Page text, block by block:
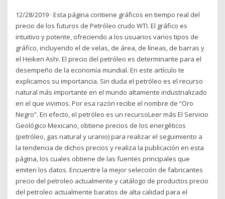
12/28/2019 · Esta página contiene gráficos en tiempo real del
precio de los futuros de Petróleo crudo WTI. El gráfico es
intuitivo y potente, ofreciendo a los usuarios varios tipos de
gráfico, incluyendo el de velas, de área, de líneas, de barras y
el Heiken Ashi. El precio del petróleo es determinante para el
desempeño de la economía mundial. En este artículo te
explicamos su importancia. Sin duda el petróleo es el recurso
natural más importante en el mundo altamente industrializado
en el que vivimos. Por esa razón recibe el nombre de “Oro
Negro”. En efecto, el petróleo es un recursoLeer más El Servicio
Geológico Mexicano, obtiene precios de los energéticos
(petróleo, gas natural y uranio) para realizar el seguimiento a
la tendencia de dichos precios y realiza la publicación en esta
página, los cuales obtiene de las fuentes principales que
emiten los datos. Encuentre la mejor selección de fabricantes
precio del petroleo actualmente y catálogo de productos precio
del petroleo actualmente baratos de alta calidad para el